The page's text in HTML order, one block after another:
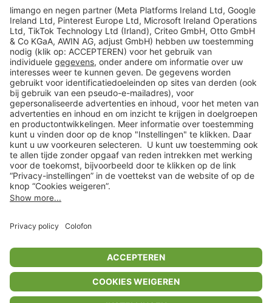
In winkelwagentje voor
limango
Veilig winkelen
Klantenservice
Shop
Acties
limango.de limango.pl
** Alle prijsopgaven zijn inclusief belasting en exclusief verzendkosten